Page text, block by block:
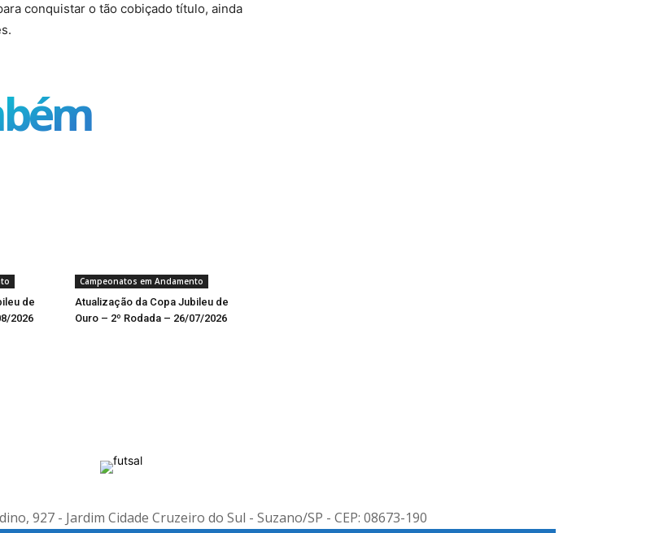
conquistar o tão cobiçado título, ainda
de
2026
Campeonatos em Andamento
Atualização da Copa Jubileu de
Ouro – 2º Rodada – 26/07/2026
927 - Jardim Cidade Cruzeiro do Sul - Suzano/SP - CEP: 08673-190